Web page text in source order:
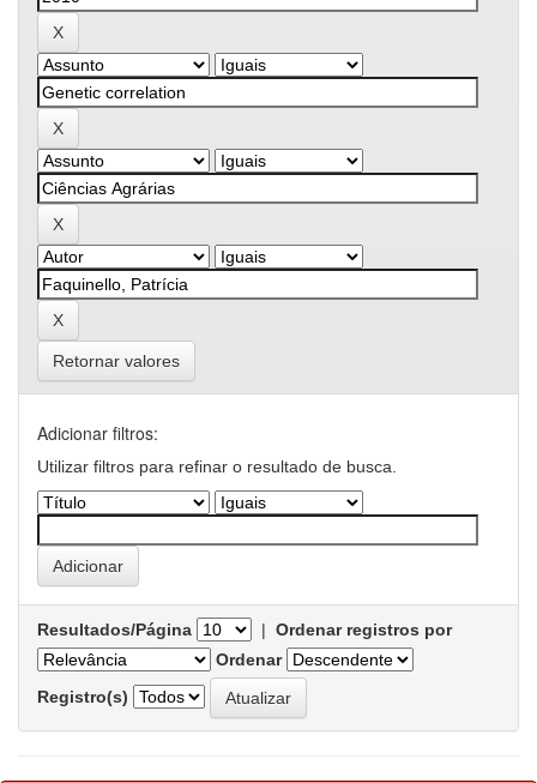
Retornar valores
Adicionar filtros:
Utilizar filtros para refinar o resultado de busca.
Resultados/Página | Ordenar registros por
Ordenar
Registro(s)